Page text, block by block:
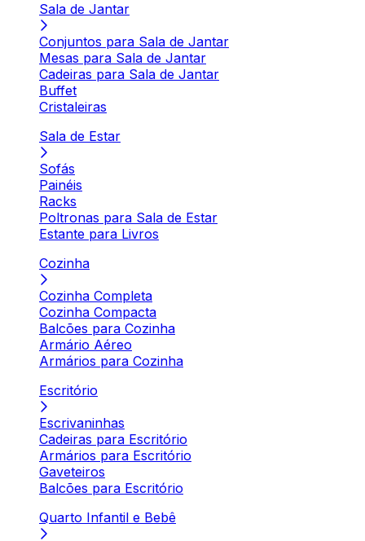
Sala de Jantar
Conjuntos para Sala de Jantar
Mesas para Sala de Jantar
Cadeiras para Sala de Jantar
Buffet
Cristaleiras
Sala de Estar
Sofás
Painéis
Racks
Poltronas para Sala de Estar
Estante para Livros
Cozinha
Cozinha Completa
Cozinha Compacta
Balcões para Cozinha
Armário Aéreo
Armários para Cozinha
Escritório
Escrivaninhas
Cadeiras para Escritório
Armários para Escritório
Gaveteiros
Balcões para Escritório
Quarto Infantil e Bebê